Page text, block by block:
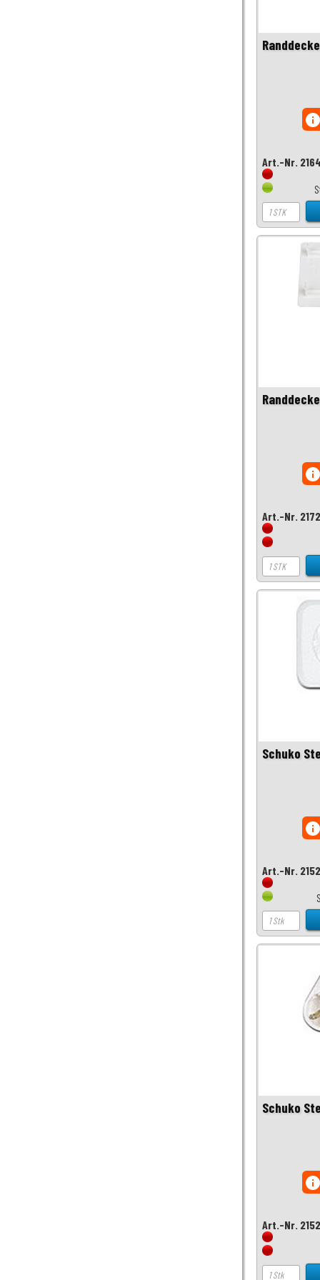
Art.-Nr.
Art.-Nr.
Schuko
Art.-Nr.
Schuko
Art.-Nr.